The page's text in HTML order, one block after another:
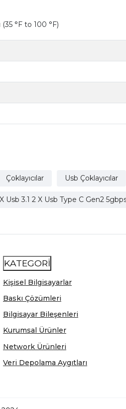
(35 °F to 100 °F)
Çoklayıcılar Usb Çoklayıcılar
3.1 2 X Usb Type C Gen2 5gbps
KATEGORİ
Kişisel Bilgisayarlar
Baskı Çözümleri
Bilgisayar Bileşenleri
Kurumsal Ürünler
Network Ürünleri
Veri Depolama Aygıtları